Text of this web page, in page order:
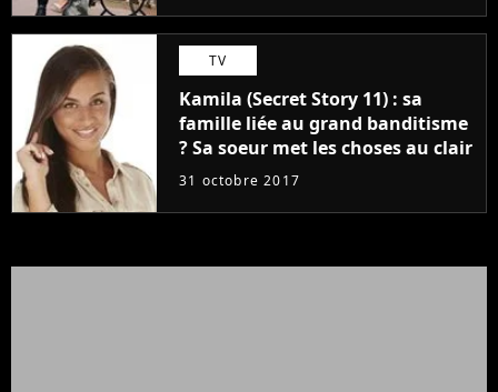
TV
Kamila (Secret Story 11) : sa
famille liée au grand banditisme
? Sa soeur met les choses au clair
31 octobre 2017